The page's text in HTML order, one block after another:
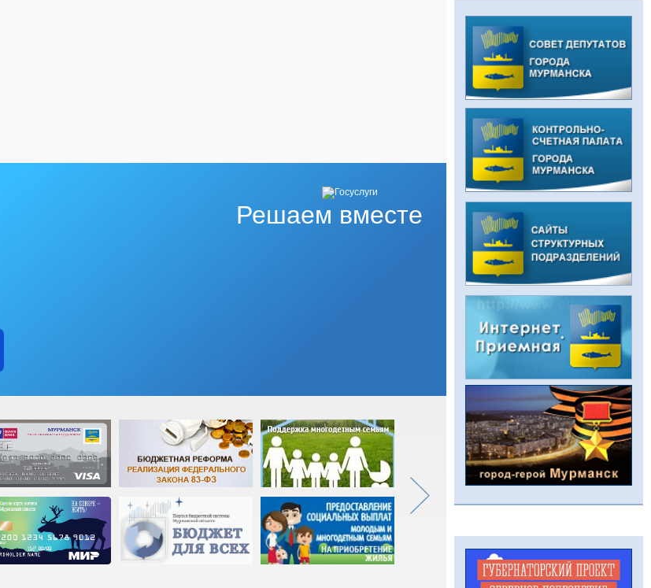
Решаем вместе